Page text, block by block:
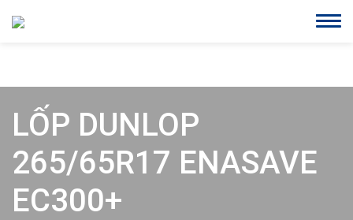
LỐP DUNLOP
265/65R17 ENASAVE
EC300+